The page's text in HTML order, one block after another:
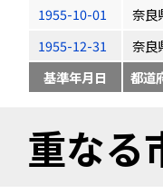
1955-10-01
奈良
1955-12-31
奈良
基準年月日
都道
重なる